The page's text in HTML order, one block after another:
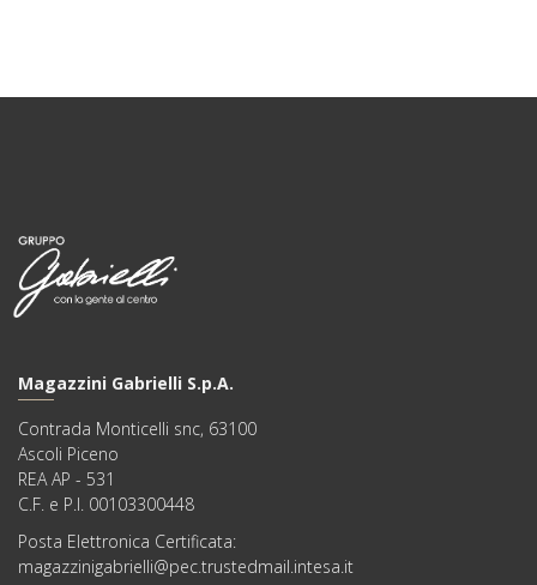
Magazzini Gabrielli S.p.A.
Contrada Monticelli snc, 63100
Ascoli Piceno
REA AP - 531
C.F. e P.I. 00103300448
Posta Elettronica Certificata:
magazzinigabrielli@pec.trustedmail.intesa.it